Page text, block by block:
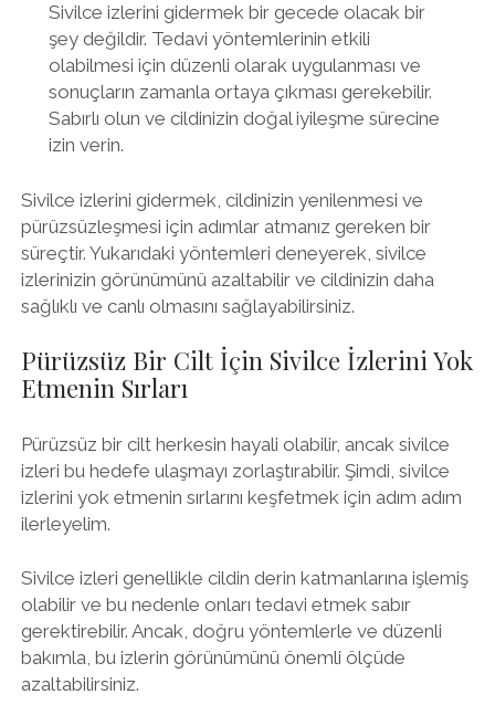
Sivilce izlerini gidermek bir gecede olacak bir
şey değildir. Tedavi yöntemlerinin etkili
olabilmesi için düzenli olarak uygulanması ve
sonuçların zamanla ortaya çıkması gerekebilir.
Sabırlı olun ve cildinizin doğal iyileşme sürecine
izin verin.
Sivilce izlerini gidermek, cildinizin yenilenmesi ve
pürüzsüzleşmesi için adımlar atmanız gereken bir
süreçtir. Yukarıdaki yöntemleri deneyerek, sivilce
izlerinizin görünümünü azaltabilir ve cildinizin daha
sağlıklı ve canlı olmasını sağlayabilirsiniz.
Pürüzsüz Bir Cilt İçin Sivilce İzlerini Yok
Etmenin Sırları
Pürüzsüz bir cilt herkesin hayali olabilir, ancak sivilce
izleri bu hedefe ulaşmayı zorlaştırabilir. Şimdi, sivilce
izlerini yok etmenin sırlarını keşfetmek için adım adım
ilerleyelim.
Sivilce izleri genellikle cildin derin katmanlarına işlemiş
olabilir ve bu nedenle onları tedavi etmek sabır
gerektirebilir. Ancak, doğru yöntemlerle ve düzenli
bakımla, bu izlerin görünümünü önemli ölçüde
azaltabilirsiniz.